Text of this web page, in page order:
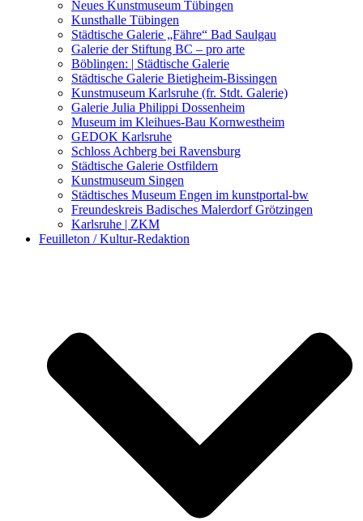
Kunstwettbewerbe, Ausschreibungen für Künstler
Neues Kunstmuseum Tübingen
Kunsthalle Tübingen
Städtische Galerie „Fähre“ Bad Saulgau
Galerie der Stiftung BC – pro arte
Böblingen: | Städtische Galerie
Städtische Galerie Bietigheim-Bissingen
Kunstmuseum Karlsruhe (fr. Stdt. Galerie)
Galerie Julia Philippi Dossenheim
Museum im Kleihues-Bau Kornwestheim
GEDOK Karlsruhe
Schloss Achberg bei Ravensburg
Städtische Galerie Ostfildern
Kunstmuseum Singen
Städtisches Museum Engen im kunstportal-bw
Freundeskreis Badisches Malerdorf Grötzingen
Karlsruhe | ZKM
Feuilleton / Kultur-Redaktion